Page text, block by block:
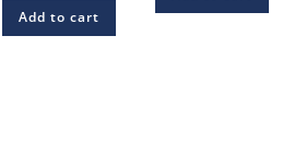
Add to cart